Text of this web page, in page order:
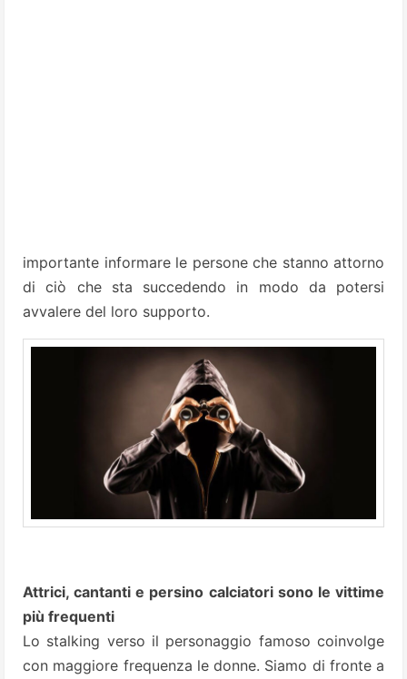
importante informare le persone che stanno attorno
di ciò che sta succedendo in modo da potersi
avvalere del loro supporto.
Attrici, cantanti e persino calciatori sono le vittime
più frequenti
Lo stalking verso il personaggio famoso coinvolge
con maggiore frequenza le donne. Siamo di fronte a